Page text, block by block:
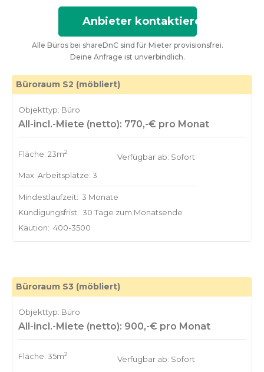
Anbieter kontaktieren
Alle Büros bei shareDnC sind für Mieter provisionsfrei.
Deine Anfrage ist unverbindlich.
Büroraum S2 (möbliert)
Objekttyp: Büro
All-incl.-Miete (netto): 770,-€ pro Monat
Fläche: 23m2
Max. Arbeitsplätze: 3
Verfügbar ab: Sofort
Mindestlaufzeit: 3 Monate
Kündigungsfrist: 30 Tage zum Monatsende
Kaution: 400-3500
Büroraum S3 (möbliert)
Objekttyp: Büro
All-incl.-Miete (netto): 900,-€ pro Monat
Fläche: 35m2
Verfügbar ab: Sofort